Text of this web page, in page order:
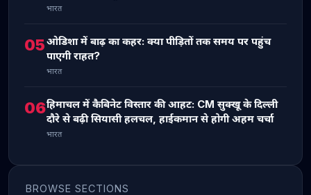
भारत
05ओडिशा में बाढ़ का कहर: क्या पीड़ितों तक समय पर पहुंच
पाएगी राहत?
भारत
06हिमाचल में कैबिनेट विस्तार की आहट: CM सुक्खू के दिल्ली
दौरे से बढ़ी सियासी हलचल, हाईकमान से होगी अहम चर्चा
भारत
BROWSE SECTIONS